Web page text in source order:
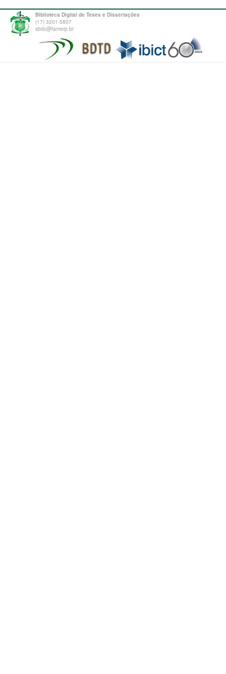
Biblioteca Digital de Teses e Dissertações
(17) 3201-5807
sbdc@famerp.br